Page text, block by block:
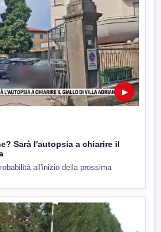
▶
Sarà l'autopsia a chiarire il
all'inizio della prossima